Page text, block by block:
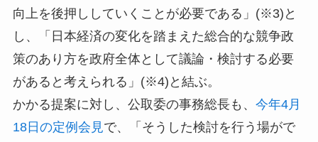
向上を後押ししていくことが必要である」(※3)と
し、「日本経済の変化を踏まえた総合的な競争政
策のあり方を政府全体として議論・検討する必要
があると考えられる」(※4)と結ぶ。
かかる提案に対し、公取委の事務総長も、 今年4月
18日の定例会見で、「そうした検討を行う場がで